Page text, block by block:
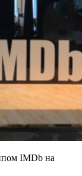
IMDb на